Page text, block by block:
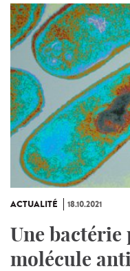
ACTUALITÉ 18.10.2021
Une
molécule